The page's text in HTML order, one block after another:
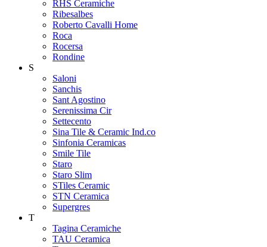
RHS Ceramiche
Ribesalbes
Roberto Cavalli Home
Roca
Rocersa
Rondine
S
Saloni
Sanchis
Sant Agostino
Serenissima Cir
Settecento
Sina Tile & Ceramic Ind.co
Sinfonia Ceramicas
Smile Tile
Staro
Staro Slim
STiles Ceramic
STN Ceramica
Supergres
T
Tagina Ceramiche
TAU Ceramica